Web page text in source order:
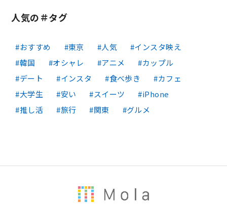
人気の＃タグ
おすすめ 東京 人気
インスタ映え
韓国
オシャレ アニメ
カップル
デート
インスタ 食べ歩き
カフェ
大学生
安い スイーツ
iPhone
推し活
旅行 関東 グルメ